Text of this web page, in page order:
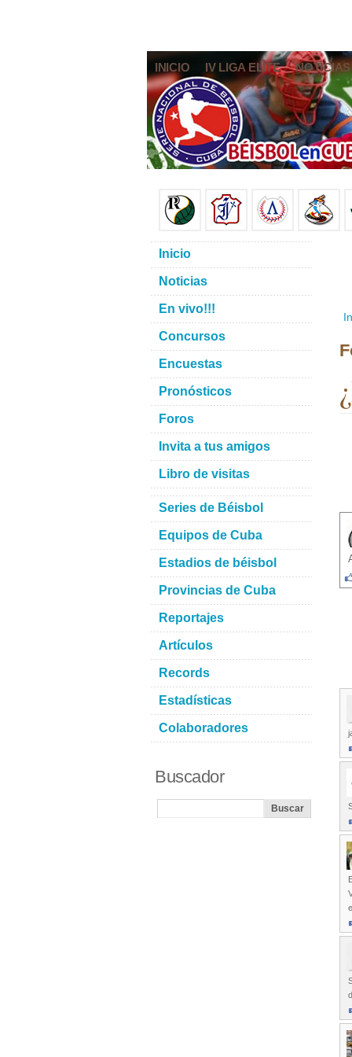
INICIO IV LIGA ELITE NOTICIAS
Inicio
Noticias
En vivo!!!
Concursos
Encuestas
Pronósticos
Foros
Invita a tus amigos
Libro de visitas
Series de Béisbol
Equipos de Cuba
Estadios de béisbol
Provincias de Cuba
Reportajes
Artículos
Records
Estadísticas
Colaboradores
Buscador